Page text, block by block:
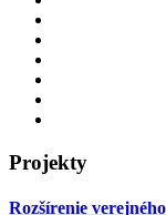
Projekty
Rozšírenie